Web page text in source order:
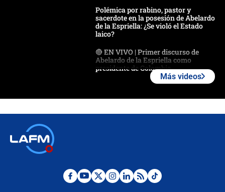
Polémica por rabino, pastor y
sacerdote en la posesión de Abelardo
de la Espriella: ¿Se violó el Estado
laico?
🔴 EN VIVO | Primer discurso de
Abelardo de la Espriella como
presidente de Colombia
Desde dermatitis hasta infecciones:
Más videos